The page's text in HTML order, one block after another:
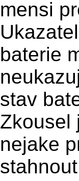
mensi
baterie
stav
Zkousel
nejake